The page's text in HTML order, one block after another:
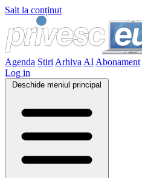
Salt la conținut
Agenda Știri Arhiva AI Abonament
Log in
Deschide meniul principal